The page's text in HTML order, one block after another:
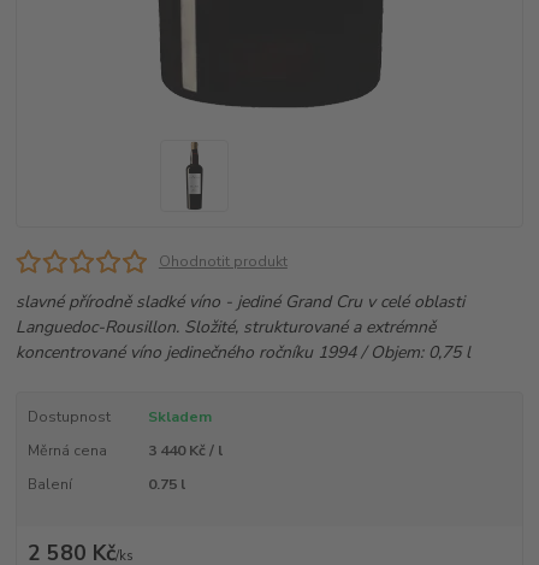
Ohodnotit produkt
slavné přírodně sladké víno - jediné Grand Cru v celé oblasti
Languedoc-Rousillon. Složité, strukturované a extrémně
koncentrované víno jedinečného ročníku 1994 / Objem: 0,75 l
Dostupnost
Skladem
Měrná cena
3 440 Kč / l
Balení
0.75 l
2 580 Kč/ks